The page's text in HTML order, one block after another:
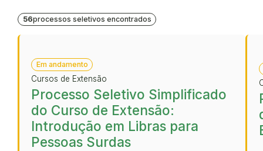
56processos seletivos encontrados
Em andamento
Cursos de Extensão
Processo Seletivo Simplificado
do Curso de Extensão:
Introdução em Libras para
Pessoas Surdas